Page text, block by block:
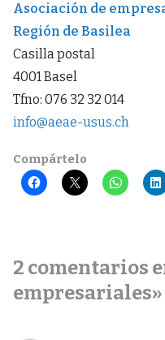
Asociación de
Región de Basilea
Casilla postal
4001 Basel
Tfno: 076 32 32 014
info@aeae-usus.ch
Compártelo
2 comentarios
empresariales»